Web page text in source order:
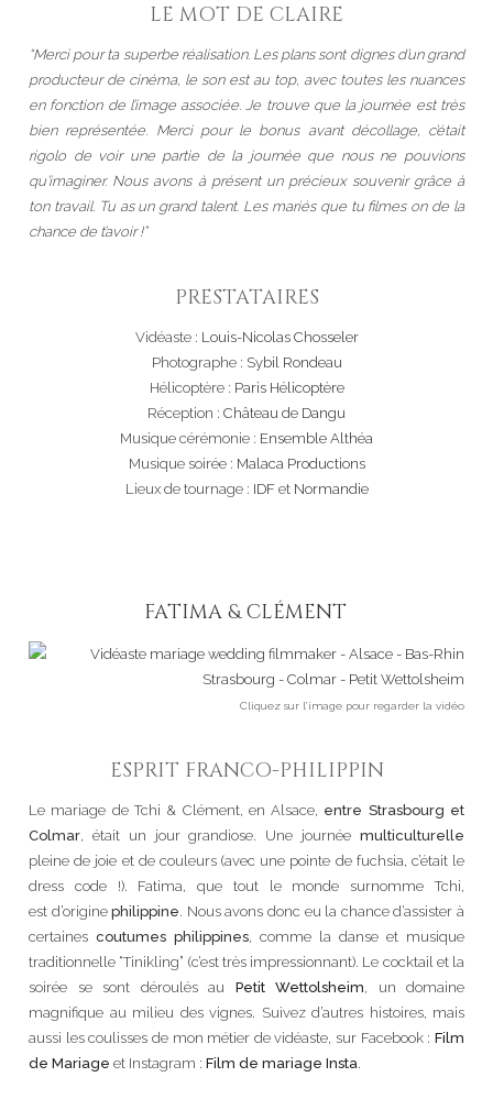
LE MOT DE CLAIRE
“Merci pour ta superbe réalisation. Les plans sont dignes d’un grand
producteur de cinéma, le son est au top, avec toutes les nuances
en fonction de l’image associée. Je trouve que la journée est très
bien représentée. Merci pour le bonus avant décollage, c’était
rigolo de voir une partie de la journée que nous ne pouvions
qu’imaginer. Nous avons à présent un précieux souvenir grâce à
ton travail. Tu as un grand talent. Les mariés que tu filmes on de la
chance de t’avoir !”
PRESTATAIRES
Vidéaste : Louis-Nicolas Chosseler
Photographe : Sybil Rondeau
Hélicoptère : Paris Hélicoptère
Réception : Château de Dangu
Musique cérémonie : Ensemble Althéa
Musique soirée : Malaca Productions
Lieux de tournage : IDFet Normandie
FATIMA & CLÉMENT
Cliquez sur l’image pour regarder la vidéo
ESPRIT FRANCO-PHILIPPIN
Le mariage de Tchi & Clément, en Alsace, entre Strasbourg et
Colmar, était un jour grandiose. Une journée multiculturelle
pleine de joie et de couleurs (avec une pointe de fuchsia, c’était le
dress code !). Fatima, que tout le monde surnomme Tchi,
est d’originephilippine. Nous avons donc eu la chance d’assister à
certaines coutumes philippines, comme la danse et musique
traditionnelle “Tinikling” (c’est très impressionnant). Le cocktail et la
soirée se sont déroulés au Petit Wettolsheim, un domaine
magnifique au milieu des vignes. Suivez d’autres histoires, mais
aussi les coulisses de mon métier de vidéaste, sur Facebook : Film
de Mariage et Instagram : Film de mariage Insta.